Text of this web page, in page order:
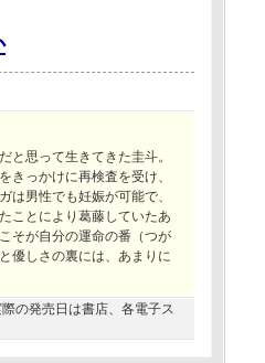
と思って生きてきた圭斗。
きっかけに再検査を受け、
は男性でも妊娠が可能で、
ことにより葛藤していたあ
そが自分の運命の番（つが
優しさの裏には、あまりに
の発売日は書店、各電子ス